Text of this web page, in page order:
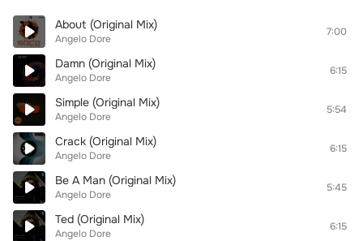
About (Original Mix)
Angelo Dore
7:00
Damn (Original Mix)
Angelo Dore
6:15
Simple (Original Mix)
Angelo Dore
5:54
Crack (Original Mix)
Angelo Dore
6:15
Be A Man (Original Mix)
Angelo Dore
5:45
Ted (Original Mix)
Angelo Dore
6:15